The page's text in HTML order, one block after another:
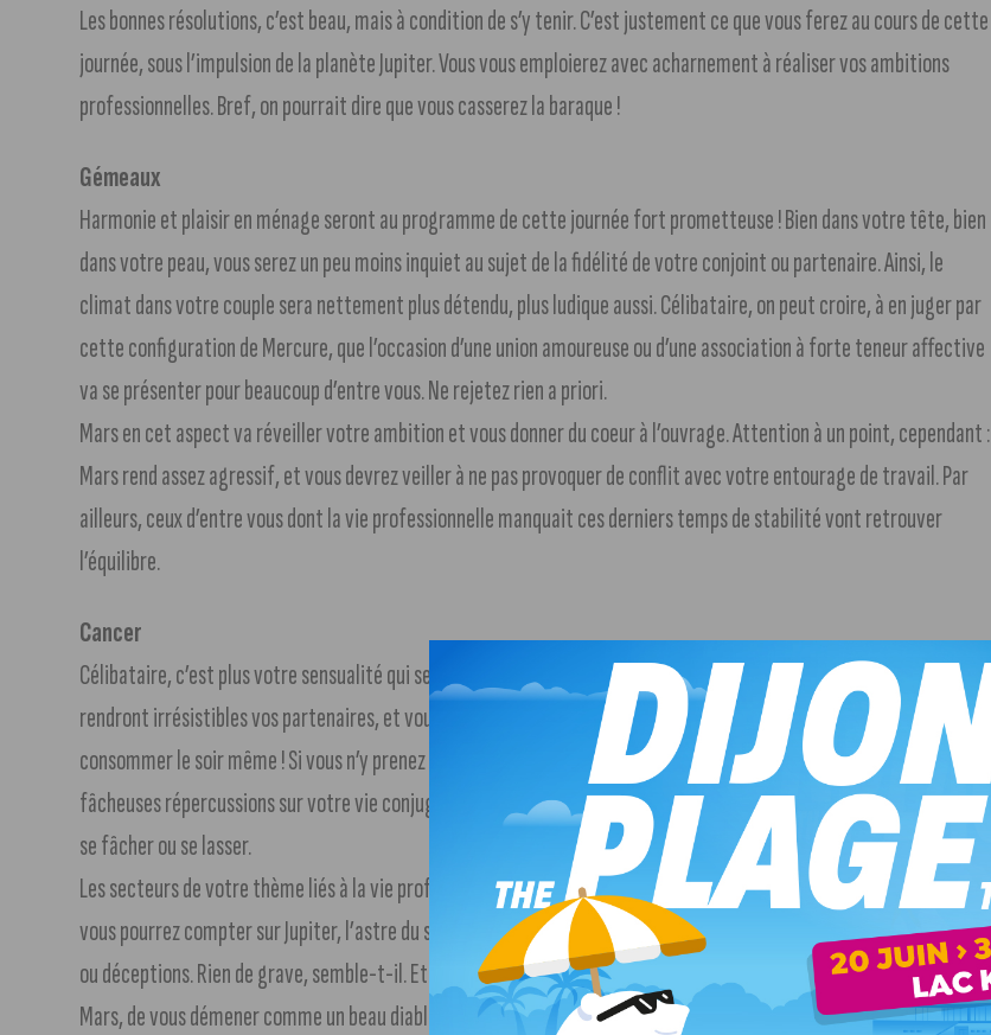
Les bonnes résolutions, c’est beau, mais à condition de s’y tenir. C’est justement ce que vous ferez au cours de cette
journée, sous l’impulsion de la planète Jupiter. Vous vous emploierez avec acharnement à réaliser vos ambitions
professionnelles. Bref, on pourrait dire que vous casserez la baraque !
Gémeaux
Harmonie et plaisir en ménage seront au programme de cette journée fort prometteuse ! Bien dans votre tête, bien
dans votre peau, vous serez un peu moins inquiet au sujet de la fidélité de votre conjoint ou partenaire. Ainsi, le
climat dans votre couple sera nettement plus détendu, plus ludique aussi. Célibataire, on peut croire, à en juger par
cette configuration de Mercure, que l’occasion d’une union amoureuse ou d’une association à forte teneur affective
va se présenter pour beaucoup d’entre vous. Ne rejetez rien a priori.
Mars en cet aspect va réveiller votre ambition et vous donner du coeur à l’ouvrage. Attention à un point, cependant :
Mars rend assez agressif, et vous devrez veiller à ne pas provoquer de conflit avec votre entourage de travail. Par
ailleurs, ceux d’entre vous dont la vie professionnelle manquait ces derniers temps de stabilité vont retrouver
l’équilibre.
Cancer
Célibataire, c’est plus votre sensualité qui sera à l’honneur que vos sentiments cette fois-ci. Mars et la Lune
rendront irrésistibles vos partenaires, et vous serez tenté de ne pas remettre à une autre nuit ce que vous pouvez
consommer le soir même ! Si vous n’y prenez pas garde, vos obligations professionnelles pourraient avoir de
fâcheuses répercussions sur votre vie conjugale. À force de vous voir en coup de vent, votre bien-aimé va finir par
se fâcher ou se lasser.
Les secteurs de votre thème liés à la vie professionnelle subiront l’influence de nombreuses planètes. Au positif,
vous pourrez compter sur Jupiter, l’astre du succès. Mais le Soleil risque de provoquer quelques petits contretemps
ou déceptions. Rien de grave, semble-t-il. Et cela ne vous empêchera pas, dopé comme vous l’êtes par le soutien de
Mars, de vous démener comme un beau diable pour réussir.